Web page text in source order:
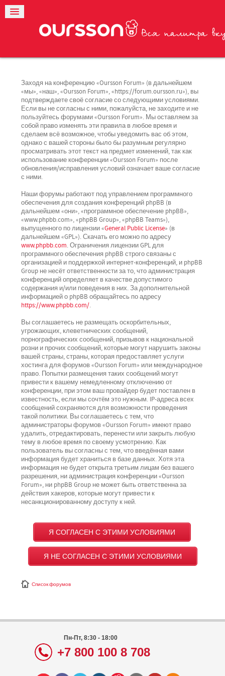
Заходя на конференцию «Oursson Forum» (в дальнейшем
«мы», «наш», «Oursson Forum», «https://forum.oursson.ru»), вы
подтверждаете своё согласие со следующими условиями.
Если вы не согласны с ними, пожалуйста, не заходите и не
пользуйтесь форумами «Oursson Forum». Мы оставляем за
собой право изменять эти правила в любое время и
сделаем всё возможное, чтобы уведомить вас об этом,
однако с вашей стороны было бы разумным регулярно
просматривать этот текст на предмет изменений, так как
использование конференции «Oursson Forum» после
обновления/исправления условий означает ваше согласие
с ними.
Наши форумы работают под управлением программного
обеспечения для создания конференций phpBB (в
дальнейшем «они», «программное обеспечение phpBB»,
«www.phpbb.com», «phpBB Group», «phpBB Teams»),
выпущенного по лицензии «General Public License» (в
дальнейшем «GPL»). Скачать его можно по адресу
www.phpbb.com. Ограничения лицензии GPL для
программного обеспечения phpBB строго связаны с
организацией и поддержкой интернет-конференций, и phpBB
Group не несёт ответственности за то, что администрация
конференций определяет в качестве допустимого
содержания и/или поведения в них. За дополнительной
информацией о phpBB обращайтесь по адресу
https://www.phpbb.com/.
Вы соглашаетесь не размещать оскорбительных,
угрожающих, клеветнических сообщений,
порнографических сообщений, призывов к национальной
розни и прочих сообщений, которые могут нарушить законы
вашей страны, страны, которая предоставляет услуги
хостинга для форумов «Oursson Forum» или международное
право. Попытки размещения таких сообщений могут
привести к вашему немедленному отключению от
конференции, при этом ваш провайдер будет поставлен в
известность, если мы сочтём это нужным. IP-адреса всех
сообщений сохраняются для возможности проведения
такой политики. Вы соглашаетесь с тем, что
администраторы форумов «Oursson Forum» имеют право
удалить, отредактировать, перенести или закрыть любую
тему в любое время по своему усмотрению. Как
пользователь вы согласны с тем, что введённая вами
информация будет храниться в базе данных. Хотя эта
информация не будет открыта третьим лицам без вашего
разрешения, ни администрация конференции «Oursson
Forum», ни phpBB Group не может быть ответственна за
действия хакеров, которые могут привести к
несанкционированному доступу к ней.
Список форумов
Пн-Пт, 8:30 - 18:00
+7 800 100 8 708